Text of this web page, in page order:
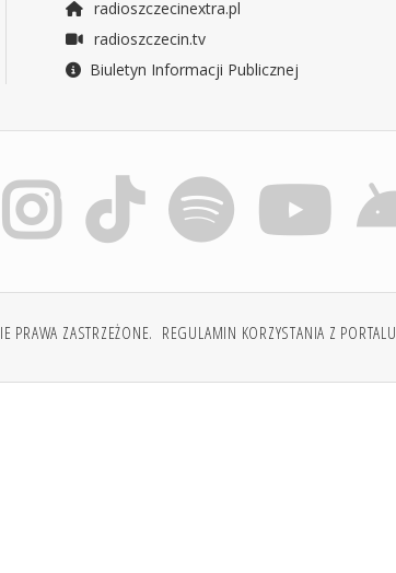
radioszczecinextra.pl
radioszczecin.tv
Biuletyn Informacji Publicznej
PRAWA ZASTRZEŻONE. REGULAMIN KORZYSTANIA Z PORTALU